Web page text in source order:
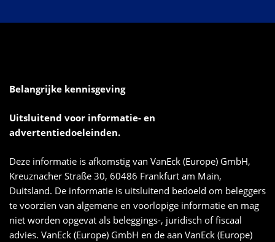
Belangrijke kennisgeving
Uitsluitend voor informatie- en
advertentiedoeleinden.
Deze informatie is afkomstig van VanEck (Europe) GmbH,
Kreuznacher Straße 30, 60486 Frankfurt am Main,
Duitsland. De informatie is uitsluitend bedoeld om beleggers
te voorzien van algemene en voorlopige informatie en mag
niet worden opgevat als beleggings-, juridisch of fiscaal
advies. VanEck (Europe) GmbH en de aan VanEck (Europe)